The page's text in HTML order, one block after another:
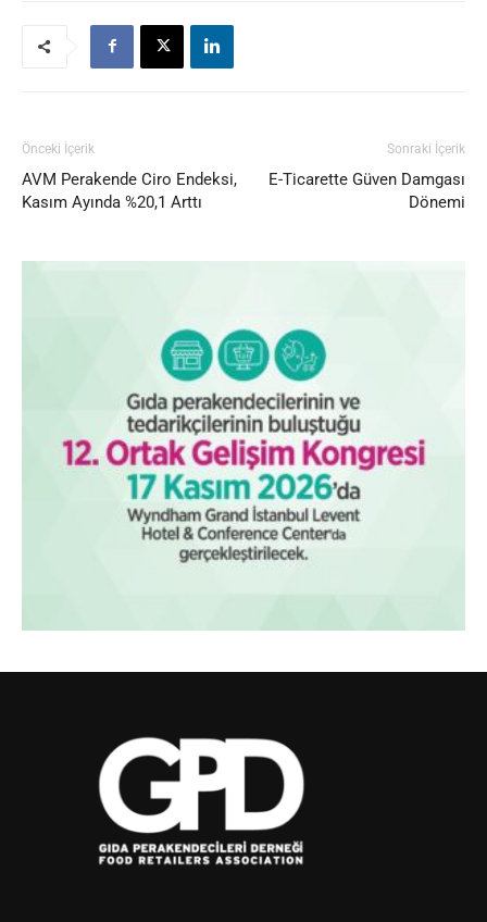
Önceki İçerik
AVM Perakende Ciro Endeksi,
Kasım Ayında %20,1 Arttı
Sonraki İçerik
E-Ticarette Güven Damgası
Dönemi